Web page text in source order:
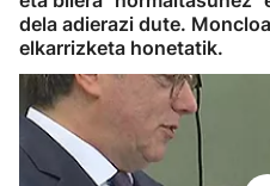
dela adierazi dute.
elkarrizketa honetatik.